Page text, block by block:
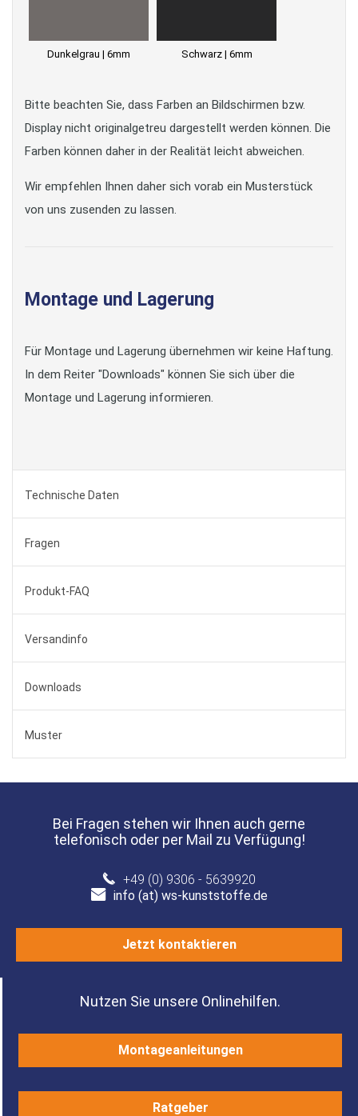
Dunkelgrau | 6mm Schwarz | 6mm
Bitte beachten Sie, dass Farben an Bildschirmen bzw.
Display nicht originalgetreu dargestellt werden können. Die
Farben können daher in der Realität leicht abweichen.
Wir empfehlen Ihnen daher sich vorab ein Musterstück
von uns zusenden zu lassen.
Montage und Lagerung
Für Montage und Lagerung übernehmen wir keine Haftung.
In dem Reiter "Downloads" können Sie sich über die
Montage und Lagerung informieren.
Technische Daten
Fragen
Produkt-FAQ
Versandinfo
Downloads
Muster
Bei Fragen stehen wir Ihnen auch gerne
telefonisch oder per Mail zu Verfügung!
+49 (0) 9306 - 5639920
info (at) ws-kunststoffe.de
Jetzt kontaktieren
Nutzen Sie unsere Onlinehilfen.
Montageanleitungen
Ratgeber